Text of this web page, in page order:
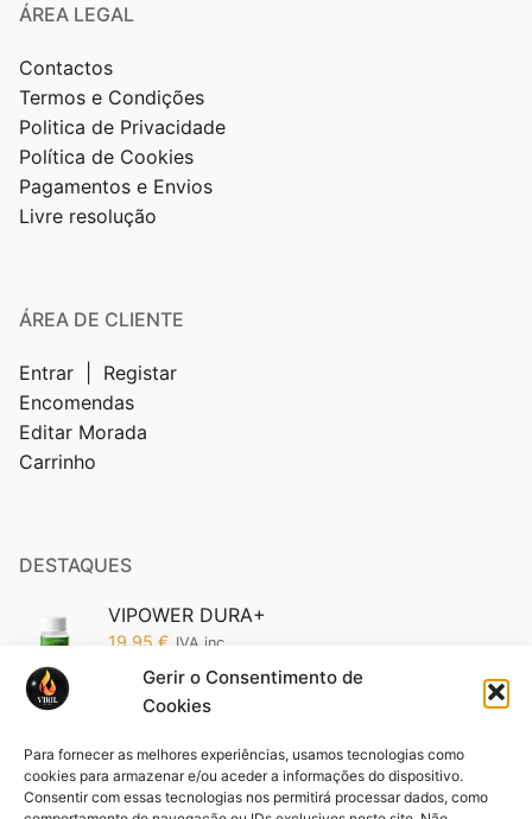
Gerir o Consentimento de
Cookies
Para fornecer as melhores experiências, usamos tecnologias como
cookies para armazenar e/ou aceder a informações do dispositivo.
Consentir com essas tecnologias nos permitirá processar dados, como
ÁREA LEGAL
Contactos
Termos e Condições
Politica de Privacidade
Política de Cookies
Pagamentos e Envios
Livre resolução
ÁREA DE CLIENTE
Entrar | Registar
Encomendas
Editar Morada
Carrinho
DESTAQUES
VIPOWER DURA+
19,95 € IVA inc.
Vipower 5200 Edição Ouro: O Poder da
Sofisticação em Suas Mãos (Cópia)
19,95€ IVA inc.